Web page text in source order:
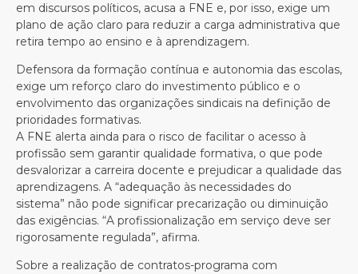
em discursos políticos, acusa a FNE e, por isso, exige um
plano de ação claro para reduzir a carga administrativa que
retira tempo ao ensino e à aprendizagem.
Defensora da formação contínua e autonomia das escolas,
exige um reforço claro do investimento público e o
envolvimento das organizações sindicais na definição de
prioridades formativas.
A FNE alerta ainda para o risco de facilitar o acesso à
profissão sem garantir qualidade formativa, o que pode
desvalorizar a carreira docente e prejudicar a qualidade das
aprendizagens. A “adequação às necessidades do
sistema” não pode significar precarização ou diminuição
das exigências. “A profissionalização em serviço deve ser
rigorosamente regulada”, afirma.
Sobre a realização de contratos-programa com